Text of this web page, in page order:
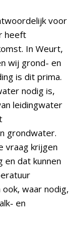
voor
heeft
In Weurt,
wij grond- en
is dit prima.
nodig is,
leidingwater
grondwater.
vraag krijgen
dat kunnen
waar nodig,
en